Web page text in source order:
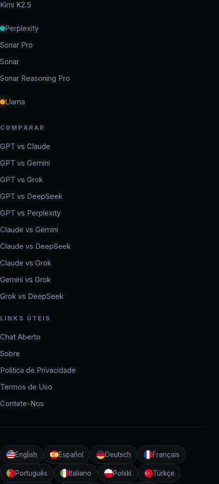
Kimi K2.5
Perplexity
Sonar Pro
Sonar
Sonar Reasoning Pro
Llama
COMPARAR
GPT vs Claude
GPT vs Gemini
GPT vs Grok
GPT vs DeepSeek
GPT vs Perplexity
Claude vs Gemini
Claude vs DeepSeek
Claude vs Grok
Gemini vs Grok
Grok vs DeepSeek
LINKS ÚTEIS
Chat Aberto
Sobre
Política de Privacidade
Termos de Uso
Contate-Nos
English Español Deutsch Français
Português Italiano Polski Türkçe